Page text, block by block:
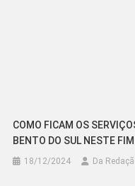
COMO FICAM OS
BENTO DO SUL NESTE
18/12/2024 Da